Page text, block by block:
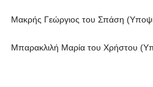
Μακρής Γεώργιος του Σπάση
Μπαρακλιλή Μαρία του Χρήστου